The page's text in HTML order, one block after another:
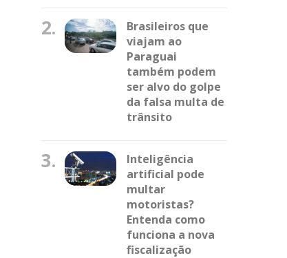
2.
Brasileiros que
viajam ao
Paraguai
também podem
ser alvo do golpe
da falsa multa de
trânsito
3.
Inteligência
artificial pode
multar
motoristas?
Entenda como
funciona a nova
fiscalização